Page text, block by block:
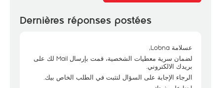
Dernières réponses postées
عسلامة Lobna,
لضمان سرية معطيات الشخصية، قمت بإرسال Mail لك على
بريدك الالكتروني.
الرجاء الإجابة على السؤال لتثبت في الطلب الخاص بيك.